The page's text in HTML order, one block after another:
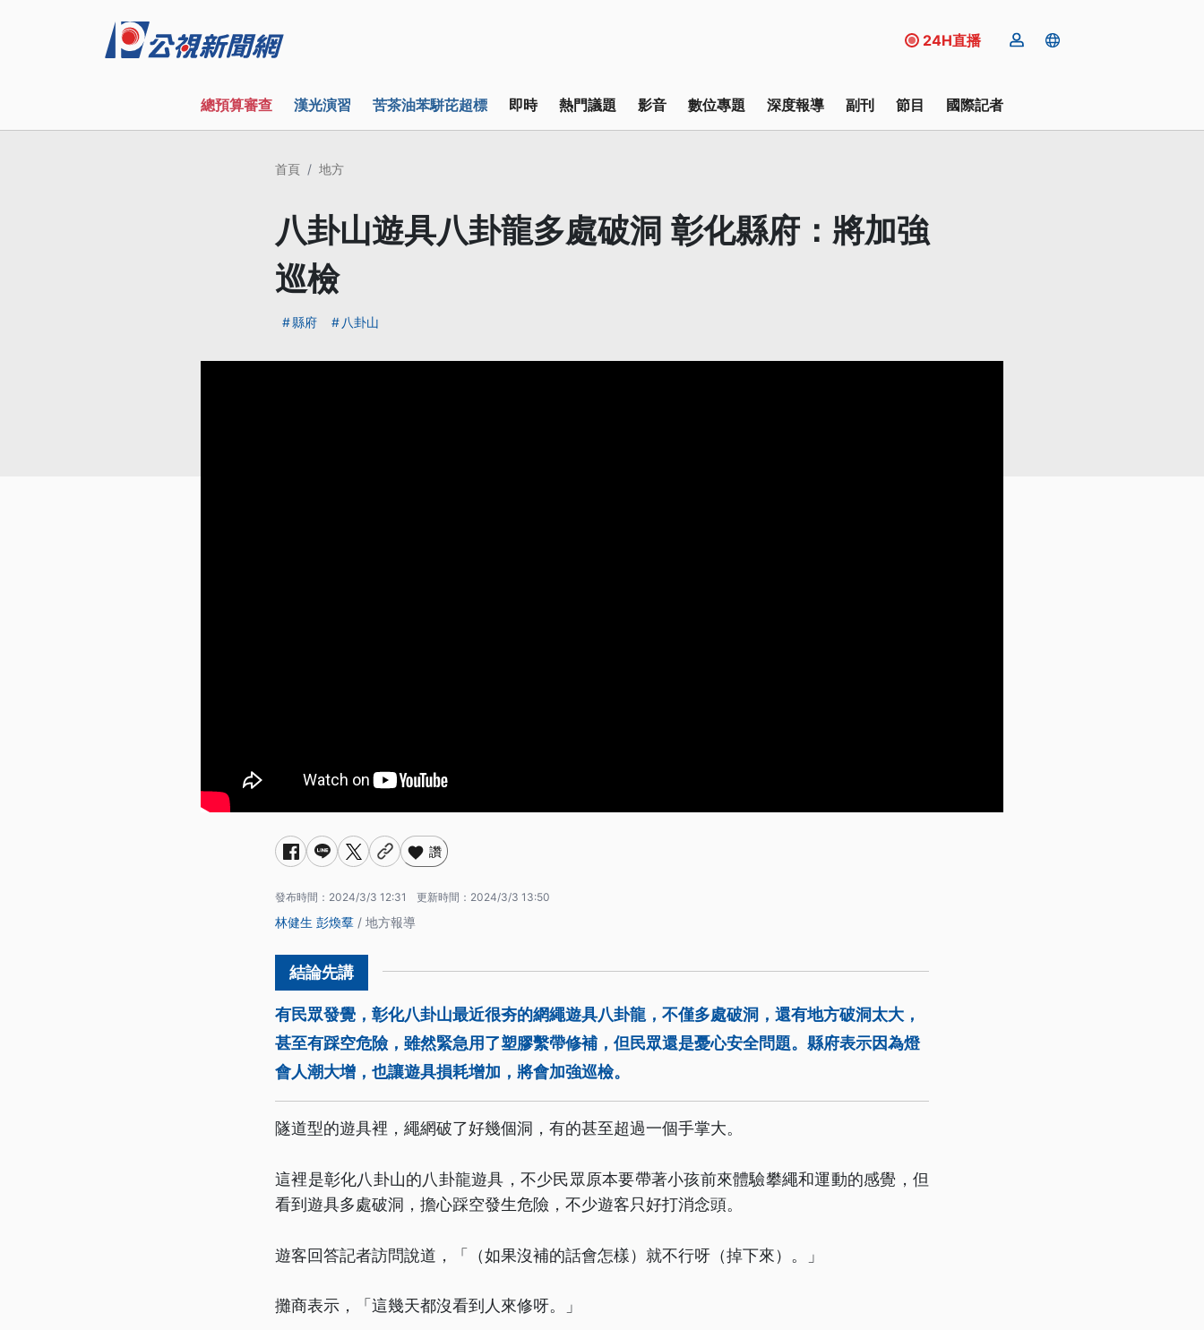
24H直播
總預算審查 漢光演習 苦茶油苯駢芘超標 即時 熱門議題 影音 數位專題 深度報導 副刊 節目 國際記者
首頁 地方
八卦山遊具八卦龍多處破洞 彰化縣府：將加強
巡檢
縣府 八卦山
讚
發布時間： 2024/3/3 12:31 更新時間： 2024/3/3 13:50
林健生 彭煥羣 / 地方報導
有民眾發覺，彰化八卦山最近很夯的網繩遊具八卦龍，不僅多處破洞，還有地方破洞太大，
甚至有踩空危險，雖然緊急用了塑膠繫帶修補，但民眾還是憂心安全問題。縣府表示因為燈
會人潮大增，也讓遊具損耗增加，將會加強巡檢。
隧道型的遊具裡，繩網破了好幾個洞，有的甚至超過一個手掌大。
這裡是彰化八卦山的八卦龍遊具，不少民眾原本要帶著小孩前來體驗攀繩和運動的感覺，但
看到遊具多處破洞，擔心踩空發生危險，不少遊客只好打消念頭。
遊客回答記者訪問說道，「（如果沒補的話會怎樣）就不行呀（掉下來）。」
攤商表示，「這幾天都沒看到人來修呀。」